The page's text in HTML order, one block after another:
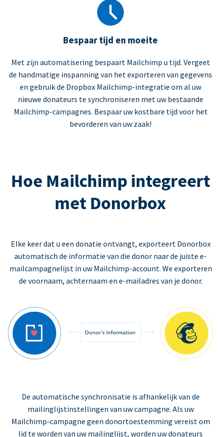
Bespaar tijd en moeite
Met zijn automatisering bespaart Mailchimp u tijd. Vergeet
de handmatige inspanning van het exporteren van gegevens
en gebruik de Dropbox Mailchimp-integratie om al uw
nieuwe donateurs te synchroniseren met uw bestaande
Mailchimp-campagnes. Bespaar uw kostbare tijd voor het
bevorderen van uw zaak!
Hoe Mailchimp integreert
met Donorbox
Elke keer dat u een donatie ontvangt, exporteert Donorbox
automatisch de informatie van die donor naar de juiste e-
mailcampagnelijst in uw Mailchimp-account. We exporteren
de voornaam, achternaam en e-mailadres van je donor.
De automatische synchronisatie is afhankelijk van de
mailinglijstinstellingen van uw campagne. Als uw
Mailchimp-campagne geen donortoestemming vereist om
lid te worden van uw mailinglijst, worden uw donateurs